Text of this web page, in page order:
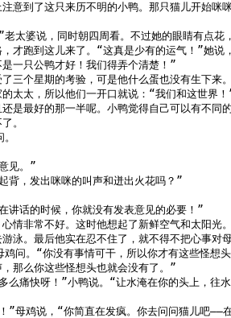
到了这只来历不明的小鸭。那只猫儿开始咪
婆说，同时朝四周看。不过她的眼睛有点花
才跑到这儿来了。“这真是少有的运气！”她说
一只公鸭才好！我们得弄个清楚！”
个星期的考验，可是他什么蛋也没有生下来
太太，所以他们一开口就说：“我们和这世界
是最好的那一半呢。小鸭觉得自己可以有不同
。
见。”
，发出咪咪的叫声和迸出火花吗？”
话的时候，你就没有发表意见的必要！”
非常不好。这时他想起了新鲜空气和太阳光
泳。最后他实在忍不住了，就不得不把心事对
。“你没有事情可干，所以你才有这些怪想
那么你这些怪想头也就会没有了。”
痛快呀！”小鸭说。“让水淹在你的头上，往
母鸡说，“你简直在发疯。你去问问猫儿吧——